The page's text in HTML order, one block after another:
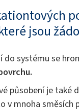
jsou
do systému se
působení je také
v mnoha směsích